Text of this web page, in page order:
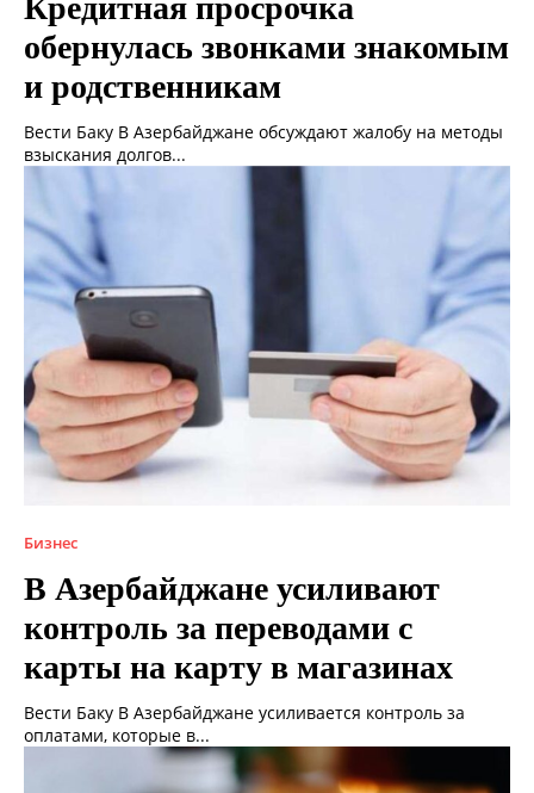
Кредитная просрочка
обернулась звонками знакомым
и родственникам
Вести Баку В Азербайджане обсуждают жалобу на методы
взыскания долгов...
Бизнес
В Азербайджане усиливают
контроль за переводами с
карты на карту в магазинах
Вести Баку В Азербайджане усиливается контроль за
оплатами, которые в...